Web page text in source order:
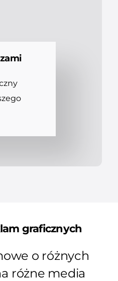
graficznych
o różnych
różne media